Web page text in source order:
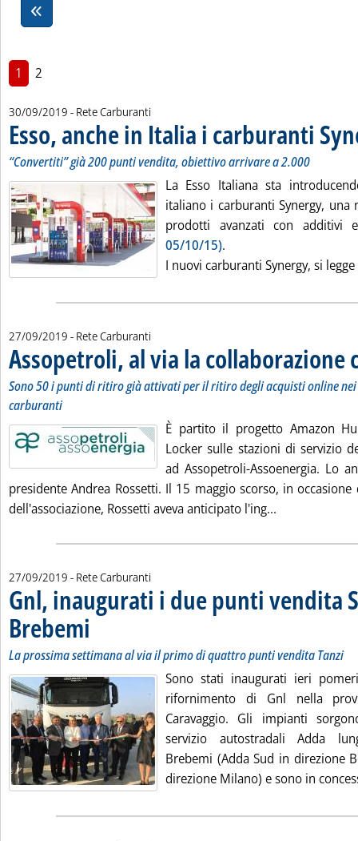
1 2
30/09/2019 - Rete Carburanti
Esso, anche in Italia i carburanti
“Convertiti” già 200 punti vendita, obiettivo arrivare a 2.000
La Esso Italiana sta
italiano i carburanti Synergy, una
prodotti avanzati con additivi
05/10/15).
I nuovi carburanti Synergy, si
27/09/2019 - Rete Carburanti
Assopetroli, al via la collaborazione
Sono 50 i punti di ritiro già attivati per il ritiro degli acquisti online
carburanti
È partito il progetto Amazon
Locker sulle stazioni di servizio
ad Assopetroli-Assoenergia. Lo
presidente Andrea Rossetti. Il 15 maggio scorso, in occasione
dell'associazione, Rossetti aveva anticipato l'ing...
27/09/2019 - Rete Carburanti
Gnl, inaugurati i due punti vendita
Brebemi . Sottotitolo: La prossima settimana al via il primo di quattro punti
. Pubblicata venerdì 27 settembre 2019 alle 9.39.
La prossima settimana al via il primo di quattro punti vendita Tanzi
Sono stati inaugurati ieri
rifornimento di Gnl nella
Caravaggio. Gli impianti
servizio autostradali Adda
Brebemi (Adda Sud in direzione
direzione Milano) e sono in